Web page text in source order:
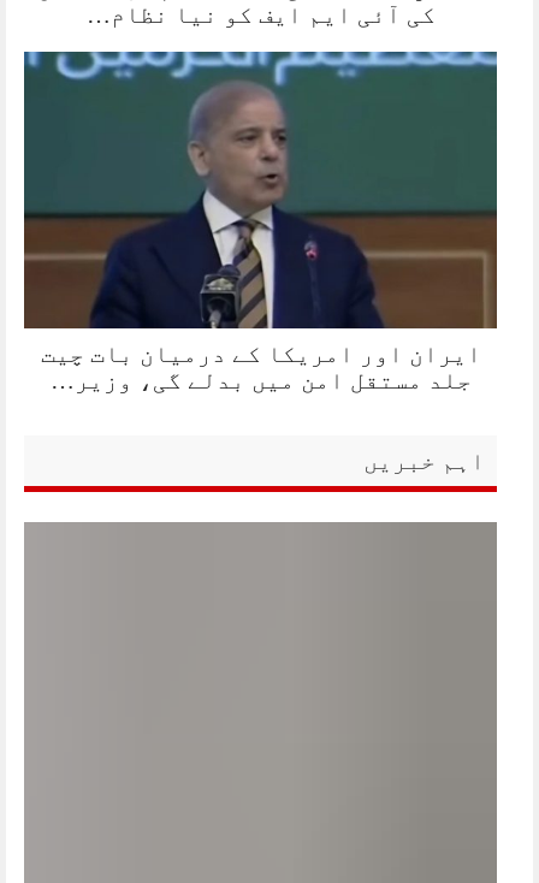
کی آئی ایم ایف کو نیا نظام…
ایران اور امریکا کے درمیان بات چیت
جلد مستقل امن میں بدلے گی، وزیر…
اہم خبریں